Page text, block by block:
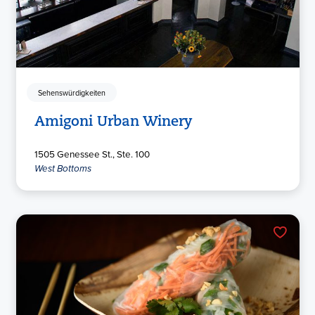
Sehenswürdigkeiten
Amigoni Urban Winery
1505 Genessee St., Ste. 100
West Bottoms